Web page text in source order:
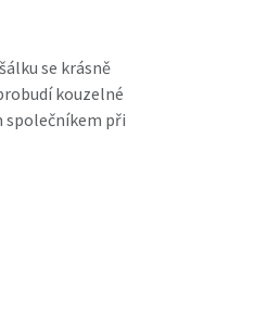
se krásně
kouzelné
společníkem při